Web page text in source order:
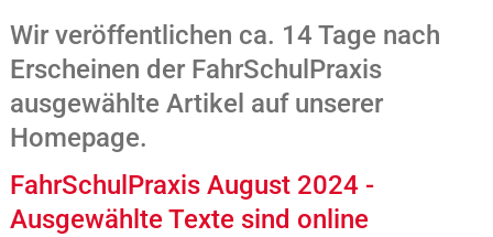
Wir veröffentlichen ca. 14 Tage nach
Erscheinen der FahrSchulPraxis
ausgewählte Artikel auf unserer
Homepage.
FahrSchulPraxis August 2024 -
Ausgewählte Texte sind online